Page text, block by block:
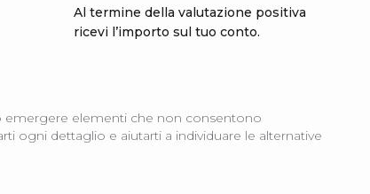
Al termine della valutazione positiva
ricevi l’importo sul tuo conto.
emergere elementi che non consentono
ogni dettaglio e aiutarti a individuare le alternative